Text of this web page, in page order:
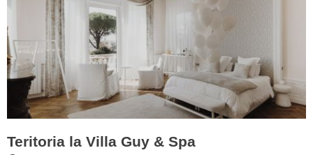
Teritoria la Villa Guy & Spa